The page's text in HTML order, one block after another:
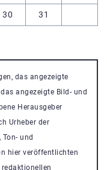
30
31
das angezeigte
angezeigte Bild- und
Herausgeber
Urheber der
und
hier veröffentlichten